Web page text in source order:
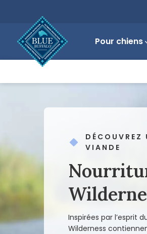
Pour chiens
DÉCOUVREZ
VIANDE
Inspirées par l’esprit
Wilderness